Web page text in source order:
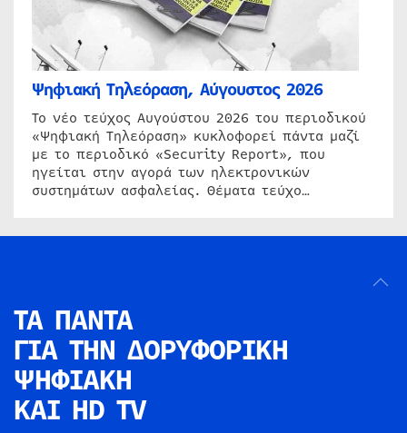
Ψηφιακή Τηλεόραση, Αύγουστος 2026
Το νέο τεύχος Αυγούστου 2026 του περιοδικού
«Ψηφιακή Τηλεόραση» κυκλοφορεί πάντα μαζί
με το περιοδικό «Security Report», που
ηγείται στην αγορά των ηλεκτρονικών
συστημάτων ασφαλείας. Θέματα τεύχο…
ΤΑ ΠΑΝΤΑ
ΓΙΑ ΤΗΝ ΔΟΡΥΦΟΡΙΚΗ
ΨΗΦΙΑΚΗ
ΚΑΙ HD TV